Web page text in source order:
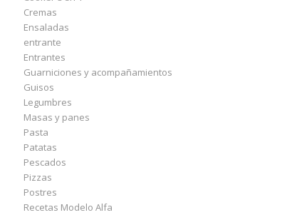
Cremas
Ensaladas
entrante
Entrantes
Guarniciones y acompañamientos
Guisos
Legumbres
Masas y panes
Pasta
Patatas
Pescados
Pizzas
Postres
Recetas Modelo Alfa